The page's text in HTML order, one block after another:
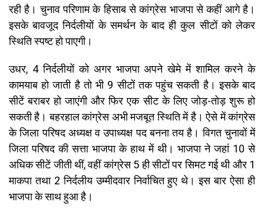
रही है। चुनाव परिणाम के हिसाब से कांग्रेस भाजपा से कहीं आगे है।
इसके बावजूद निर्दलीयों के समर्थन के बाद ही कुल सीटों को लेकर
स्थिति स्पष्ट हो पाएगी।
उधर, 4 निर्दलीयों को अगर भाजपा अपने खेमे में शामिल करने के
कामयाब हो जाती है तो भी 9 सीटों तक पहुंच सकती है। इसके बाद
सीटें बराबर हो जाएंगी और फिर एक सीट के लिए जोड़-तोड़ शुरू हो
सकती है। बहरहाल कांग्रेस अभी मजबूत स्थिति में है। ऐसे में कांग्रेस
के जिला परिषद अध्यक्ष व उपाध्यक्ष पद बनना तय है। विगत चुनावों में
जिला परिषद की सत्ता भाजपा के हाथ में थी। भाजपा ने जहां 10 से
अधिक सीटें जीती थीं, वहीं कांग्रेस 5 ही सीटों पर सिमट गई थी और 1
माकपा तथा 2 निर्दलीय उम्मीदवार निर्वाचित हुए थे। इस बार ऐसा ही
भाजपा के साथ हुआ है।